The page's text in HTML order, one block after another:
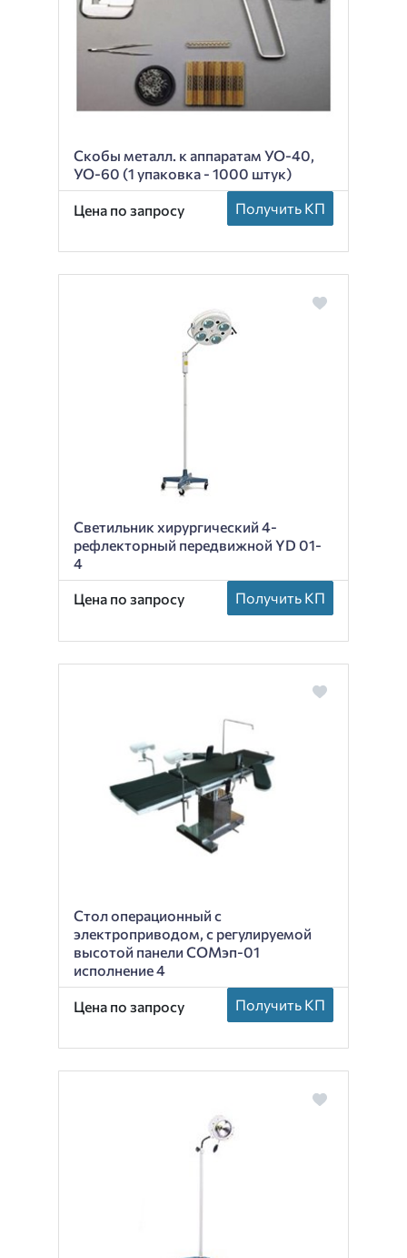
Скобы металл. к аппаратам УО-40,
УО-60 (1 упаковка - 1000 штук)
Цена по запросу Получить КП
Светильник хирургический 4-
рефлекторный передвижной YD 01-
4
Цена по запросу Получить КП
Стол операционный с
электроприводом, с регулируемой
высотой панели СОМэп-01
исполнение 4
Цена по запросу Получить КП